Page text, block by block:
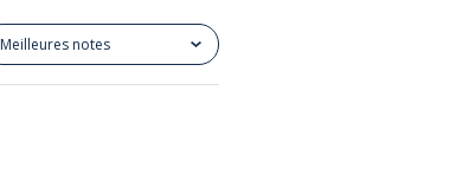
Meilleures notes